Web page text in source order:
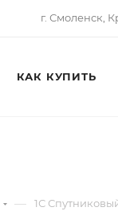
г. Смоленск,
КАК КУПИТЬ
— 1С